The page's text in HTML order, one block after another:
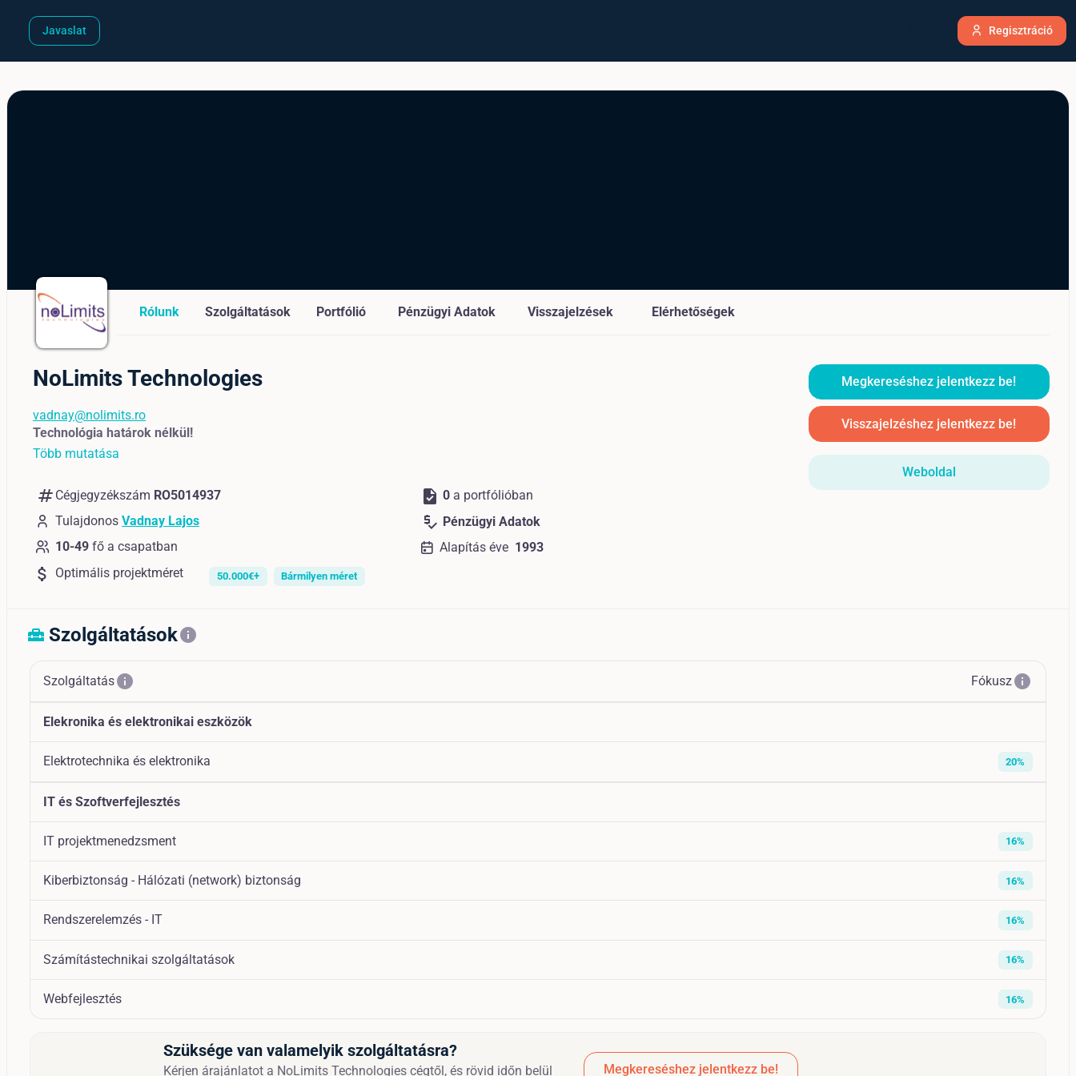
Regisztráció
Javaslat
Rólunk Szolgáltatások Portfólió Pénzügyi Adatok Visszajelzések Elérhetőségek
NoLimits Technologies
vadnay@nolimits.ro
Technológia határok nélkül!
Több mutatása
numbers Cégjegyzékszám RO5014937
Tulajdonos Vadnay Lajos
10-49 fő a csapatban
task 0 a portfólióban
price_check Pénzügyi Adatok
Alapítás éve 1993
attach_money Optimális projektméret 50.000€+ Bármilyen méret
Megkereséshez jelentkezz be!
Visszajelzéshez jelentkezz be!
Weboldal
home_repair_service Szolgáltatásokinfo
Szolgáltatásinfo Fókuszinfo
Elekronika és elektronikai eszközök
Elektrotechnika és elektronika 20%
IT és Szoftverfejlesztés
IT projektmenedzsment 16%
Kiberbiztonság - Hálózati (network) biztonság 16%
Rendszerelemzés - IT 16%
Számítástechnikai szolgáltatások 16%
Webfejlesztés 16%
Szüksége van valamelyik szolgáltatásra?
Kérjen árajánlatot a NoLimits Technologies cégtől, és rövid időn belül
Megkereséshez jelentkezz be!